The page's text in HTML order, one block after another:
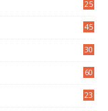
25
45
30
60
23